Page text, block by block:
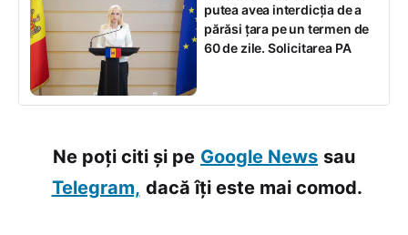
putea avea interdicția de a
părăsi țara pe un termen de
60 de zile. Solicitarea PA
Ne poți citi și pe Google News sau
Telegram, dacă îți este mai comod.